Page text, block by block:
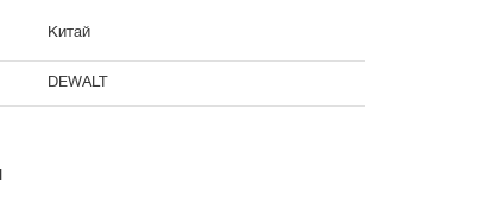
Китай
DEWALT